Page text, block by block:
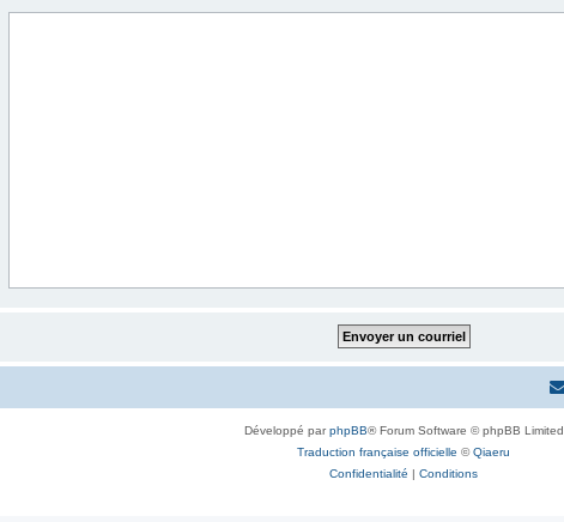
Développé parphpBB® Forum Software © phpBB Limited
Traduction française officielle ©Qiaeru
Confidentialité | Conditions